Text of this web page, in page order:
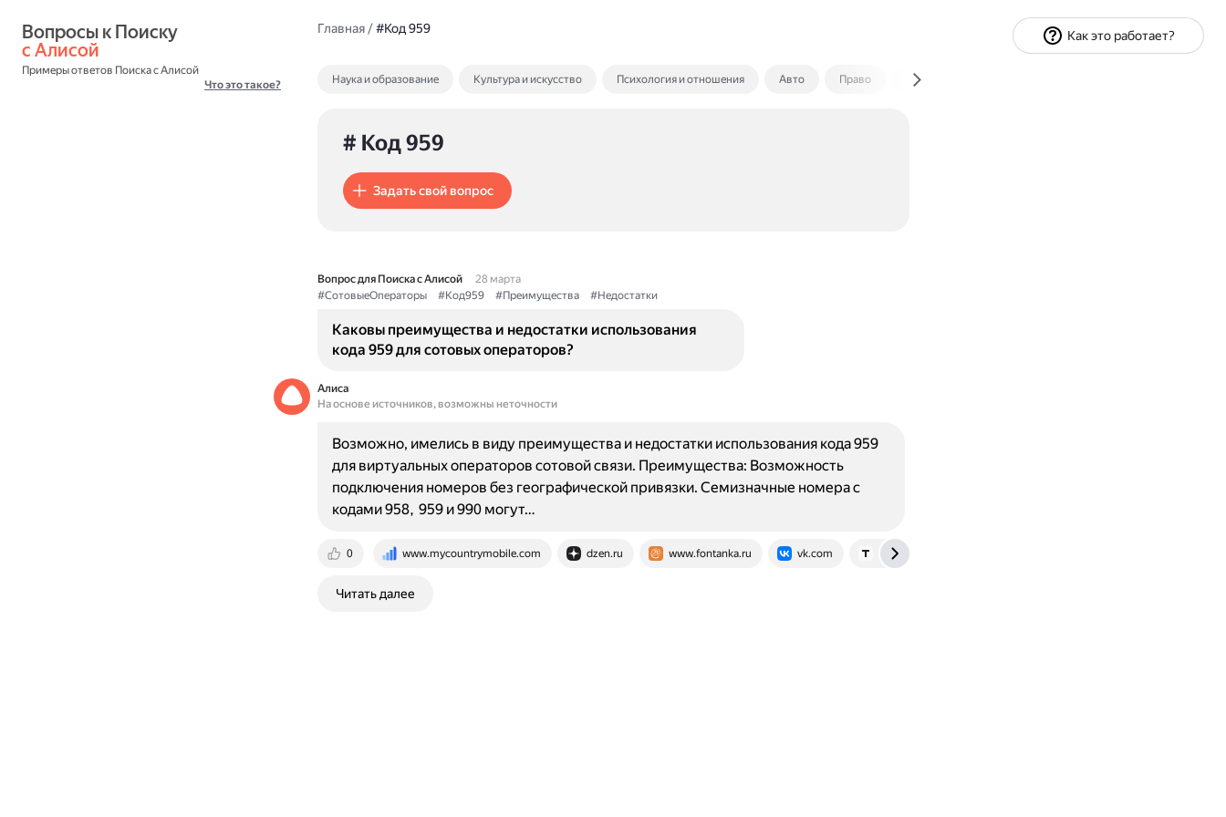
с Алисой
Примеры ответов Поиска с Алисой
Что это такое?
Главная/#Код 959
Наука и образование Культура и искусство Психология и отношения Авто Право Экономика и финансы
# Код 959
Задать свой вопрос
Вопрос для Поиска с Алисой
28 марта
#СотовыеОператоры
#Код959 #Преимущества #Недостатки
Каковы преимущества и недостатки использования
кода 959 для сотовых операторов?
Алиса
На основе источников, возможны неточности
0 www.mycountrymobile.com dzen.ru www.fontanka.ru vk.com telegra.ph
Возможно, имелись в виду преимущества и недостатки использования кода 959
для виртуальных операторов сотовой связи. Преимущества: Возможность
подключения номеров без географической привязки. Семизначные номера с
кодами 958, 959 и 990 могут…
Читать далее
Как это работает?